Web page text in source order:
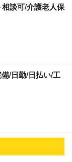
相談可/介護老人保
/日勤/日払い/工